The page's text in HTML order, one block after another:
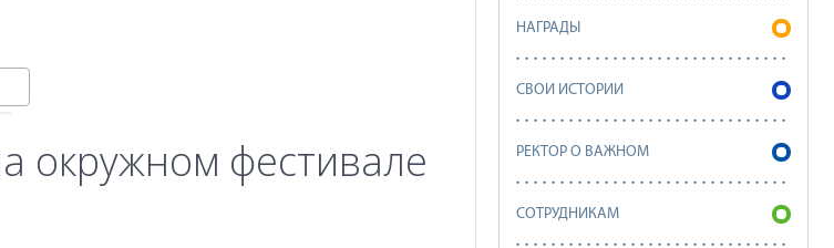
окружном фестивале
НАГРАДЫ
СВОИ ИСТОРИИ
РЕКТОР О ВАЖНОМ
СОТРУДНИКАМ